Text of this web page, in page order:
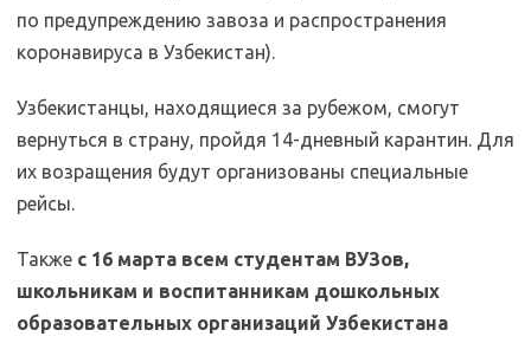
по предупреждению завоза и распространения
коронавируса в Узбекистан).
Узбекистанцы, находящиеся за рубежом, смогут
вернуться в страну, пройдя 14-дневный карантин. Для
их возращения будут организованы специальные
рейсы.
Также с 16 марта всем студентам ВУЗов,
школьникам и воспитанникам дошкольных
образовательных организаций Узбекистана